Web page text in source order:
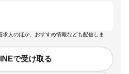
求人のほか、おすすめ情報なども配信しま
で受け取る